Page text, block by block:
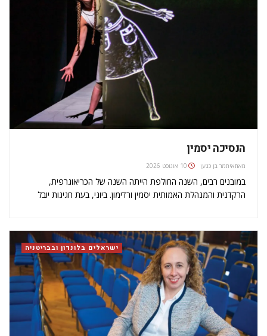
הנסיכה יסמין
מאתאיתמר בן כנען 10 אוגוסט 2026
במובנים רבים, השנה החולפת הייתה השנה של הכריאוגרפית,
הרקדנית והמנהלת האמותית יסמין ורדימון. ביוני, בעת חגיגות יובל
אם לא די בזאת,…
ישראלים בלונדון ובבריטניה